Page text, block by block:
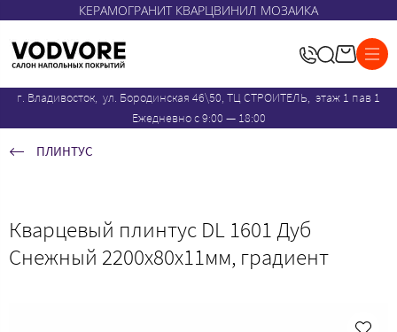
КЕРАМОГРАНИТ КВАРЦВИНИЛ МОЗАИКА
г. Владивосток, ул. Бородинская 46\50, ТЦ СТРОИТЕЛЬ, этаж 1 пав 1
Ежедневно с 9:00 — 18:00
ПЛИНТУС
Кварцевый плинтус DL 1601 Дуб
Снежный 2200x80x11мм, градиент